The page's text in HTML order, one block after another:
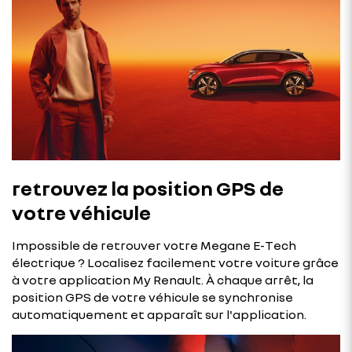
retrouvez la position GPS de
votre véhicule
Impossible de retrouver votre Megane E-Tech
électrique ? Localisez facilement votre voiture grâce
à votre application My Renault. À chaque arrêt, la
position GPS de votre véhicule se synchronise
automatiquement et apparaît sur l'application.